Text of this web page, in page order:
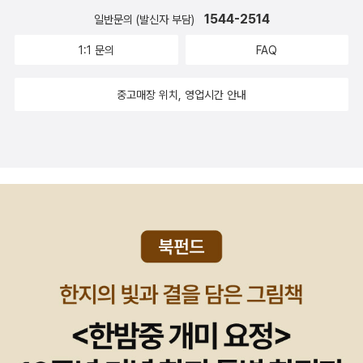
아서, 나는 잠깐 화면을 멈추고 책장으로 가, '이광호'의 [사랑의
미래]를 펼쳐 들었다.사랑은 무거운 생을 송두리째 들어 올리는
부터 전속력으로 도주하는 에너지 가은 것. 세상의 모든 축제는
은 아니었으나, 이국의 땅으로 함께 여행하는 상상은 로맨틱한 것
의 리듬에 맞추어 손ㅇ르 잡고 축제의 행렬을 따라가거나, 그 행
렬이 지나는 호텔의 2층 창에서 다른 별의 시간이 흘러가는 것을
시며 서로의 상기된 눈빛을 어루만지고 싶었다.그 순간, 어떤 미
래의 약속도아무 의미가 없을 것이다.그것은 가장 아름답게 생을
탕진하는 장면이었다. (p.107) 먼 곳에 있는 사람을 사랑하고 있
밤에, 똑같은 질문이 머릿속을 맴돌았다. 이 초대는 무엇을 의미
할까? 그의 초대를 에로틱한 의미로 받아들여야 할까? 물론 그럴
자는 거야. 사흘 그러니까 사흘 밤. 아직키스도 해보지 않은 남자
게 분명해. 침대도 마찬가지고. (p.80) 이 책, 『사고』에서 남자는
자의 말처럼 키스도 한 번 해보지 않은 사이인데. 그러니 이 여행
이 무엇을 뜻하는지 잠 못 자며 고민하는게 당연한거 아닌가. 이
있었다. 사귀지 않는 남자에게 이틀밤 정도의 여행을 제안하는
일, 에 대해서. 그렇다면 상대는 그 여행제안을 어떻게 받아들일
까? 이 책속의 여자처럼, 이 제안이 에로틱한 제안인지, 혹은 방
그리고 또 얼마의 시간이 지난 뒤에 이 모든 일들이 지난 시절 내
내 해왔던, 지치지도 않는 습관임을 깨달으며 다시 민망해 할 터
만큼만 오래 가기를. 그리고 그 어느 날의 깨달음과 지금의 깨달
다. (ㅋㅋㅋ) 세 줄 연속 문학동네 책이 첫머리에 오는 이유는 우
이라고 하며 <파이 바닥의 달콤함>과 <꼭두각시 인형과 교수대
량이 만만찮다. 현암사에서 <그림 형제 민담집>이 두꺼
깔끔하게 집대성 해놓은 책은 없었다. 관심있는 사람에게는 충분
한 소장가치가 있다. 미야베 미유키나 아야츠지 유키토 외 작가 9
인지킹의 후예>는 연말에 나온 듯 보이는데 이제 봤다. 문학동네
소설상 수상작이다. 권혁웅과 서영채의 평론집 <입술에
묻은 이름>과 <미메시스의 힘>이 나란히 나왔다. 출간일은 후
을 예리하게 논평한 이 책에서 오터스페어는 하위징아의 주된 철
조화, 기억과 욕망, 특수와 보편의 양극단을 적절히 조화시켜 통
는 시대라는 의미와 르네상스를 거쳐 '근대로 나아가는 시대'라는
의미로 '가을'인 것이다. 중세는 '대조'의 시대다. 빈자와 부자, 도
시와 시골, 빛과 어둠과 같이 극명한 대조를 이루는 것들이 공존
했고, 중세는 그 두 극단을 오가면서 역사를 만들어갔다. '호모 루
덴스'는 생로병사와 관련된 모든 삶의 통과 의례였던 고대인들의
제의는 음악과 춤과 놀이로 이루어졌는데, 인간의 몸과 영혼을 동
일반문의 (발신자 부담) 1544-2514
1:1 문의 FAQ
중고매장 위치, 영업시간 안내